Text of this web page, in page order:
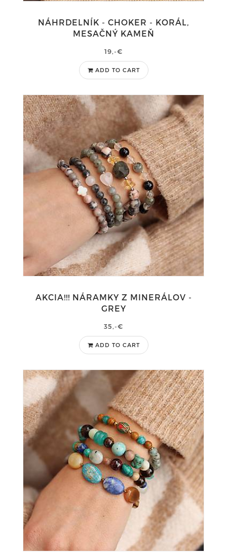
NÁHRDELNÍK - CHOKER - KORÁL,
MESAČNÝ KAMEŇ
19,-€
ADD TO CART
AKCIA!!! NÁRAMKY Z MINERÁLOV -
GREY
35,-€
ADD TO CART